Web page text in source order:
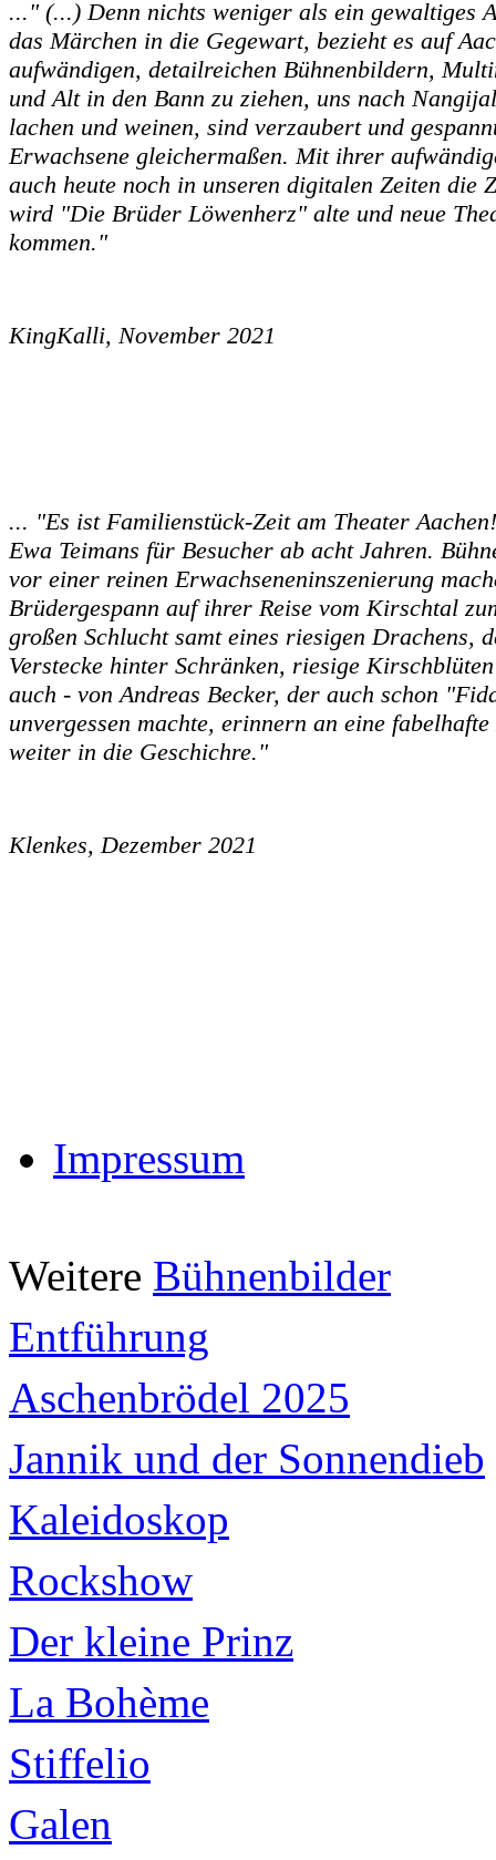
..." (...) Denn nichts weniger als ein gewaltiges
das Märchen in die Gegewart, bezieht es auf
aufwändigen, detailreichen Bühnenbildern,
und Alt in den Bann zu ziehen, uns nach
lachen und weinen, sind verzaubert und
Erwachsene gleichermaßen. Mit ihrer
auch heute noch in unseren digitalen Zeiten die
wird "Die Brüder Löwenherz" alte und neue
kommen."
KingKalli, November 2021
... "Es ist Familienstück-Zeit am Theater
Ewa Teimans für Besucher ab acht Jahren.
vor einer reinen Erwachseneninszenierung
Brüdergespann auf ihrer Reise vom Kirschtal
großen Schlucht samt eines riesigen Drachens,
Verstecke hinter Schränken, riesige
auch - von Andreas Becker, der auch schon
unvergessen machte, erinnern an eine
weiter in die Geschichre."
Klenkes, Dezember 2021
Impressum
Weitere Bühnenbilder
Entführung
Aschenbrödel 2025
Jannik und der Sonnendieb
Kaleidoskop
Rockshow
Der kleine Prinz
La Bohème
Stiffelio
Galen